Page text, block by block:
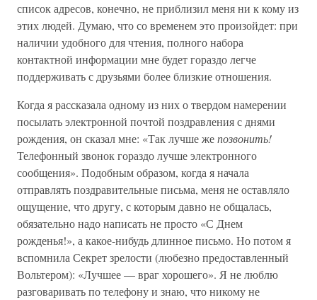
список адресов, конечно, не приблизил меня ни к кому из
этих людей. Думаю, что со временем это произойдет: при
наличии удобного для чтения, полного набора
контактной информации мне будет гораздо легче
поддерживать с друзьями более близкие отношения.
Когда я рассказала одному из них о твердом намерении
посылать электронной почтой поздравления с днями
рождения, он сказал мне: «Так лучше жепозвонить!
Телефонный звонок гораздо лучше электронного
сообщения». Подобным образом, когда я начала
отправлять поздравительные письма, меня не оставляло
ощущение, что другу, с которым давно не общалась,
обязательно надо написать не просто «С Днем
рожденья!», а какое-нибудь длинное письмо. Но потом я
вспомнила Секрет зрелости (любезно предоставленный
Вольтером): «Лучшее — враг хорошего». Я не люблю
разговаривать по телефону и знаю, что никому не